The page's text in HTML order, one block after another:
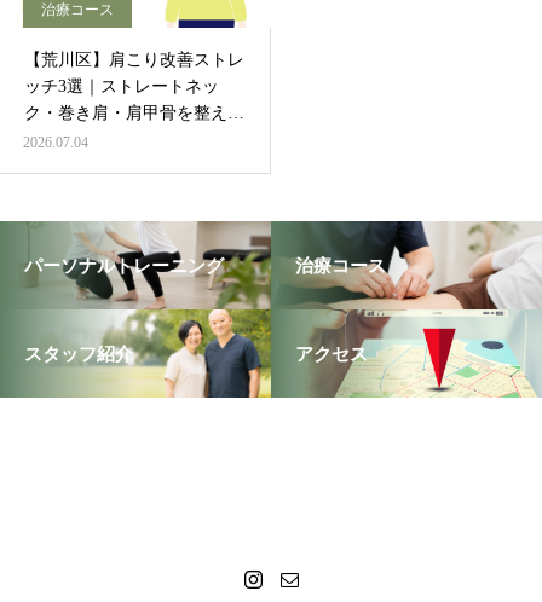
治療コース
【荒川区】肩こり改善ストレ
ッチ3選｜ストレートネッ
ク・巻き肩・肩甲骨を整える
方法
2026.07.04
パーソナルトレーニング 治療コース
スタッフ紹介 アクセス